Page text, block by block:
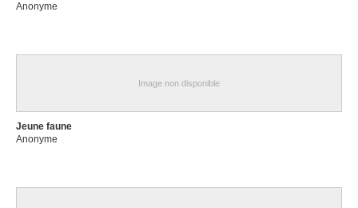
Anonyme
Image non disponible
Jeune faune
Anonyme